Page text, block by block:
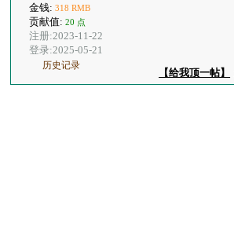
金钱:318 RMB
贡献值:20 点
注册:2023-11-22
登录:2025-05-21
历史记录
【给我顶一帖】